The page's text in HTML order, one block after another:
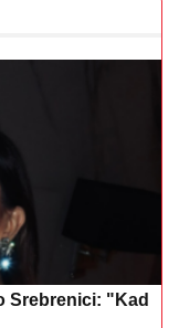
Srebrenici: "Kad